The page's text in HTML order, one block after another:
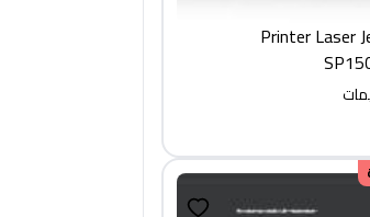
Printer Laser